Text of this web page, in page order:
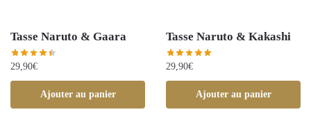
Tasse Naruto & Gaara
29,90€
Ajouter au panier
Tasse Naruto & Kakashi
29,90€
Ajouter au panier